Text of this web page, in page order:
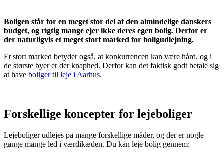
Boligen står for en meget stor del af den almindelige danskers
budget, og rigtig mange ejer ikke deres egen bolig. Derfor er
der naturligvis et meget stort marked for boligudlejning.
Et stort marked betyder også, at konkurrencen kan være hård, og i
de største byer er der knaphed. Derfor kan det faktisk godt betale sig
at have boliger til leje i Aarhus.
Forskellige koncepter for lejeboliger
Lejeboliger udlejes på mange forskellige måder, og der er nogle
gange mange led i værdikæden. Du kan leje bolig gennem: